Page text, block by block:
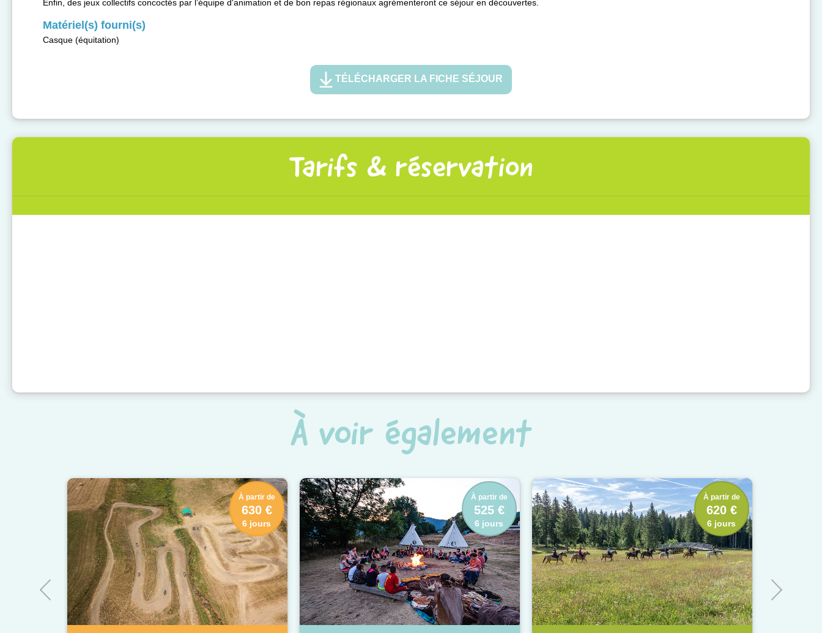
Enfin, des jeux collectifs concoctés par l’équipe d'animation et de bon repas régionaux agrémenteront ce séjour en découvertes.
Matériel(s) fourni(s)
Casque (équitation)
TÉLÉCHARGER LA FICHE SÉJOUR
Tarifs & réservation
À voir également
À partir de
630 €
6 jours
À partir de
525 €
6 jours
À partir de
620 €
6 jours